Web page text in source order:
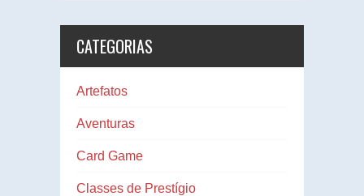
CATEGORIAS
Artefatos
Aventuras
Card Game
Classes de Prestígio